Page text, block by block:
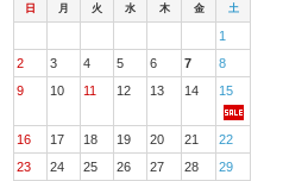
日 月 火 水 木 金 土
1
2
3 4 5 6 7
8
9
10 11 12 13 14 15
16 17 18 19 20 21
22
23
24 25 26 27 28
29